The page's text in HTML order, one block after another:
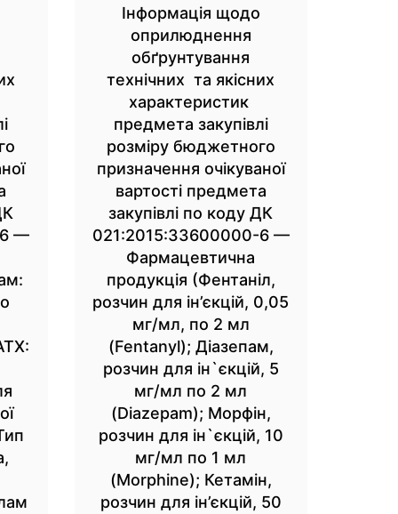
6 —
Інформація щодо
оприлюднення
обґрунтування
технічних та якісних
характеристик
предмета закупівлі
розміру бюджетного
призначення очікуваної
вартості предмета
закупівлі по коду ДК
021:2015:33600000-6 —
Фармацевтична
продукція (Фентаніл,
розчин для ін’єкцій, 0,05
мг/мл, по 2 мл
(Fentanyl); Діазепам,
розчин для ін`єкцій, 5
мг/мл по 2 мл
(Diazepam); Морфін,
розчин для ін`єкцій, 10
мг/мл по 1 мл
(Morphine); Кетамін,
розчин для ін’єкцій, 50